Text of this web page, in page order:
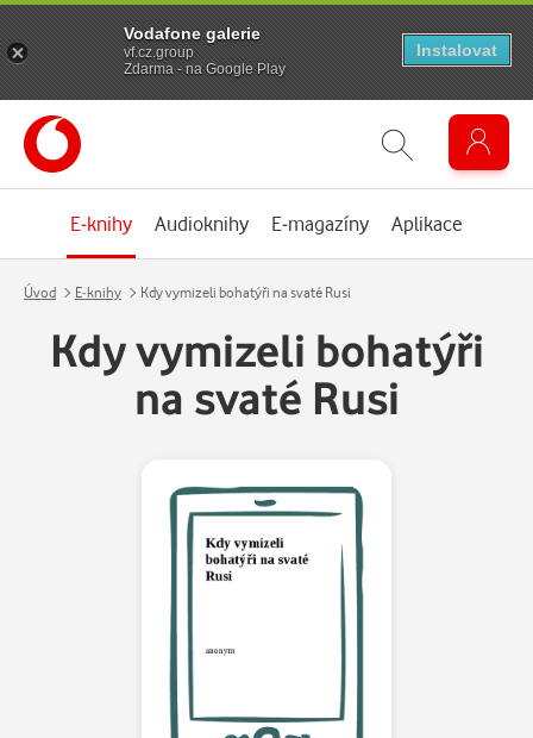
E-knihy Audioknihy E-magazíny Aplikace
Úvod E-knihy Kdy vymizeli bohatýři na svaté Rusi
Kdy vymizeli bohatýři
na svaté Rusi
Vodafone galerie
vf.cz.group
Zdarma - na Google Play
Instalovat